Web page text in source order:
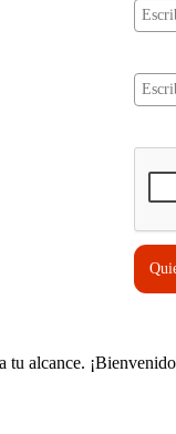
alcance.